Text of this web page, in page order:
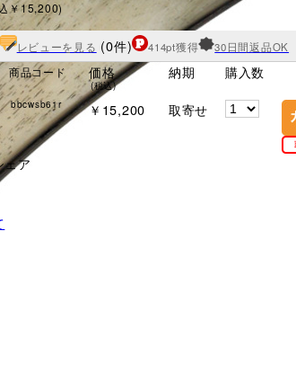
￥15,200)
レビューを見る (0件) 414pt獲得 30日間返品OK
商品コード 価格
(税込)
納期 購入数
bbcwsb61r ￥15,200 取寄せ
ェア